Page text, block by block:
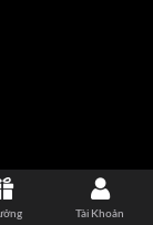
Tài Khoản